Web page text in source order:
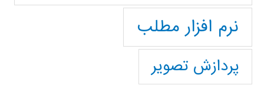
نرم افزار مطلب
پردازش تصویر